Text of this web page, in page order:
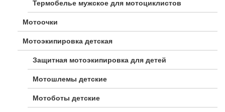
Термобелье мужское для мотоциклистов
Мотоочки
Мотоэкипировка детская
Защитная мотоэкипировка для детей
Мотошлемы детские
Мотоботы детские